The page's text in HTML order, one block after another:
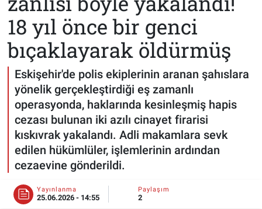
18 yıl önce bir genci
bıçaklayarak öldürmüş
Eskişehir'de polis ekiplerinin aranan şahıslara
yönelik gerçekleştirdiği eş zamanlı
operasyonda, haklarında kesinleşmiş hapis
cezası bulunan iki azılı cinayet firarisi
kıskıvrak yakalandı. Adli makamlara sevk
edilen hükümlüler, işlemlerinin ardından
cezaevine gönderildi.
Yayınlanma
25.06.2026 - 14:55
Paylaşım
2
SAĞLIK
MAGAZİN
KADIN
TEKNOLOJİ
YEMEK
ESKİŞEHİR NÖBETÇİ ECZANELER
Eskişehir Haber İçerikleri
Eskişehir Trafik Yoğunluk Haritası
Süper Lig Puan Durumu ve Fikstür
Tüm Manşetler
Son Dakika Haberleri
Haber Arşivi